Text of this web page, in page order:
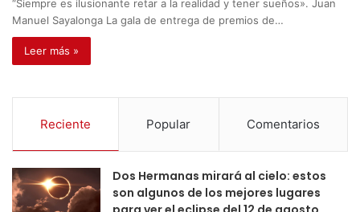
“Siempre es ilusionante retar a la realidad y tener sueños». Juan
Manuel Sayalonga La gala de entrega de premios de…
Leer más »
Reciente Popular Comentarios
Dos Hermanas mirará al cielo: estos
son algunos de los mejores lugares